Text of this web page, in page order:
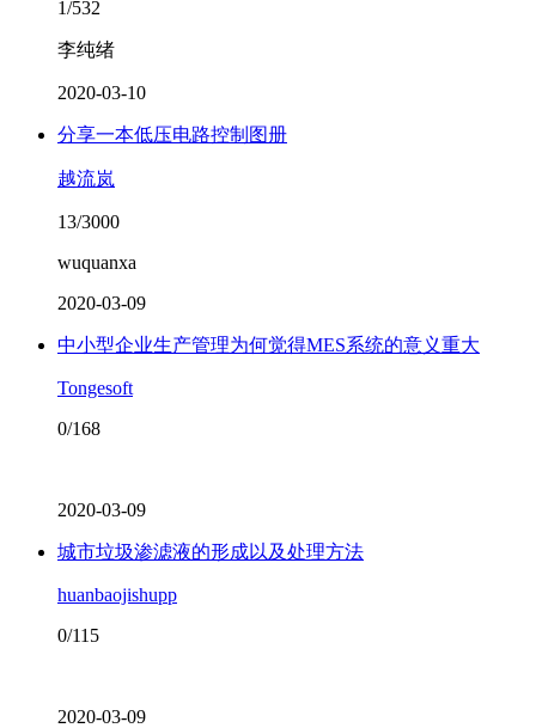
1/532
李纯绪
2020-03-10
分享一本低压电路控制图册
越流岚
13/3000
wuquanxa
2020-03-09
中小型企业生产管理为何觉得MES系统的意义重大
Tongesoft
0/168
2020-03-09
城市垃圾渗滤液的形成以及处理方法
huanbaojishupp
0/115
2020-03-09